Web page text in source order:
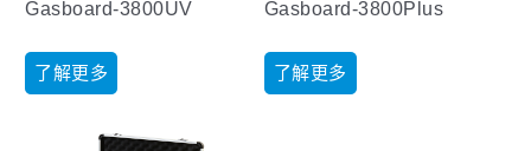
Gasboard-3800UV
了解更多
Gasboard-3800Plus
了解更多